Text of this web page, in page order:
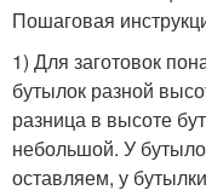
Пошаговая
1) Для заготовок
бутылок разной
разница в высоте
небольшой. У
оставляем, у